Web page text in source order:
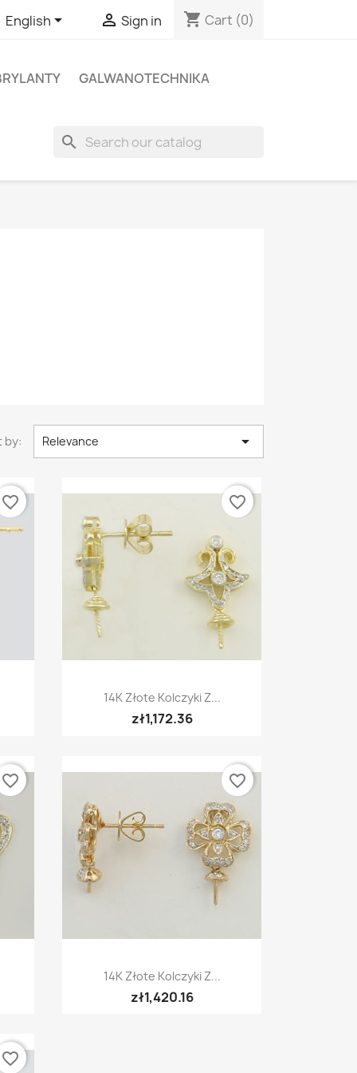
English  Sign in shopping_cart Cart (0)
GALWANOTECHNIKA
search
by: Relevance 
favorite_border
Quick view
14K Złote Kolczyki Z...
zł1,172.36
favorite_border
favorite_border
Quick view
14K Złote Kolczyki Z...
zł1,420.16
favorite_border
favorite_border